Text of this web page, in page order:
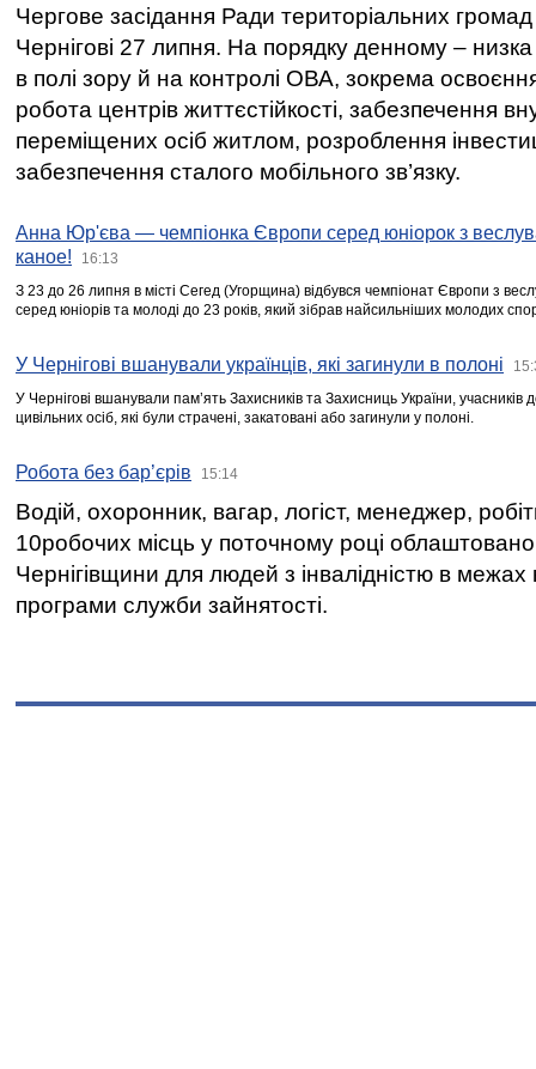
Чергове засідання Ради територіальних громад
Чернігові 27 липня. На порядку денному –
в полі зору й на контролі ОВА, зокрема освоєння
робота центрів життєстійкості, забезпечення
переміщених осіб житлом, розроблення
забезпечення сталого мобільного зв’язку.
Анна Юр'єва — чемпіонка Європи серед юніорок з
каное!
16:13
З 23 до 26 липня в місті Сегед (Угорщина) відбувся чемпіонат Європи з
серед юніорів та молоді до 23 років, який зібрав найсильніших молодих
У Чернігові вшанували українців, які загинули в полоні
У Чернігові вшанували пам’ять Захисників та Захисниць України,
цивільних осіб, які були страчені, закатовані або загинули у полоні.
Робота без бар’єрів 15:14
Водій, охоронник, вагар, логіст, менеджер,
10робочих місць у поточному році
Чернігівщини для людей з інвалідністю в межах
програми служби зайнятості.